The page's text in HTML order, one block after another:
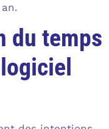
du temps